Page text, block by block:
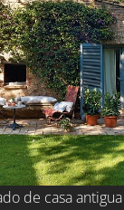
de casa antigua